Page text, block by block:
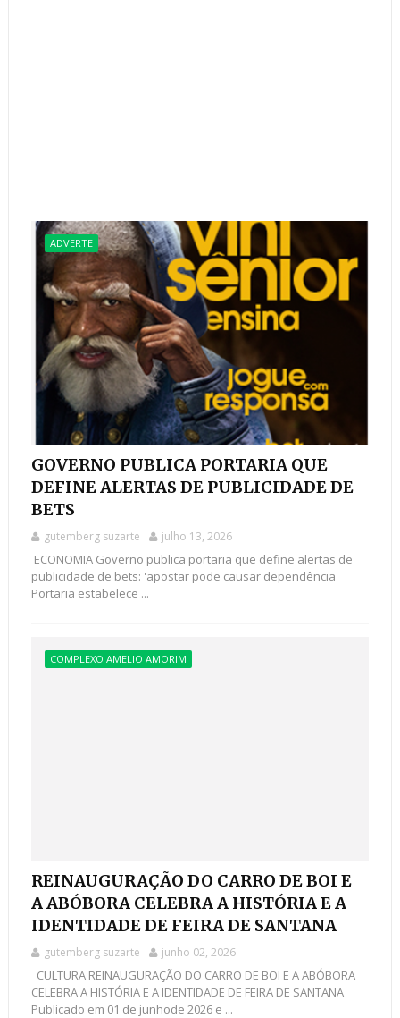
ADVERTE
GOVERNO PUBLICA PORTARIA QUE
DEFINE ALERTAS DE PUBLICIDADE DE
BETS
gutemberg suzarte julho 13, 2026
ECONOMIA Governo publica portaria que define alertas de
publicidade de bets: 'apostar pode causar dependência'
Portaria estabelece ...
COMPLEXO AMELIO AMORIM
REINAUGURAÇÃO DO CARRO DE BOI E
A ABÓBORA CELEBRA A HISTÓRIA E A
IDENTIDADE DE FEIRA DE SANTANA
gutemberg suzarte junho 02, 2026
CULTURA REINAUGURAÇÃO DO CARRO DE BOI E A ABÓBORA
CELEBRA A HISTÓRIA E A IDENTIDADE DE FEIRA DE SANTANA
Publicado em 01 de junhode 2026 e ...